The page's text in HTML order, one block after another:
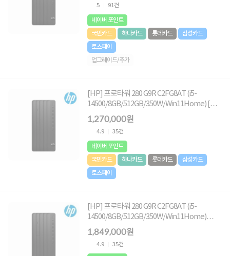
5 91건
네이버 포인트
국민카드
하나카드 롯데카드
삼성카드
토스페이
업그레이드/추가
[HP] 프로타워 280 G9R C2FG8AT (i5-
14500/8GB/512GB/350W/Win11Home) [기
본제품]
1,270,000원
4.9 35건
네이버 포인트
국민카드
하나카드 롯데카드
삼성카드
토스페이
[HP] 프로타워 280 G9R C2FG8AT (i5-
14500/8GB/512GB/350W/Win11Home)
[8GB RAM 추가(총16GB) + 1TB (NVMe SSD)
교체]
1,849,000원
4.9 35건